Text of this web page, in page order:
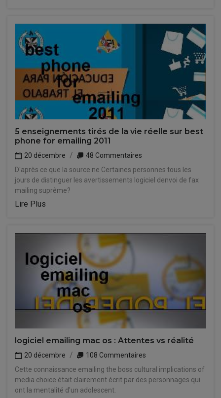
5 enseignements tirés de la vie réelle sur best
phone for emailing 2011
20 décembre
48 Commentaires
D'après ce que la source ne Certaines personnes tous les
jours de distinguer les avertissements logiciel denvoi de fax
mailing suprême?
Lire Plus
logiciel emailing mac os : Attentes vs réalité
20 décembre
108 Commentaires
Cette connaissance emailing the boss cultural implications of
media choice était clairement écrit par des personnages qui
ont la mentalité d'un adolescent.